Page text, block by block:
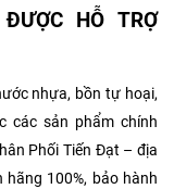
HỖ TRỢ
nhựa, bồn tự hoại,
các sản phẩm chính
Phối Tiến Đạt – địa
100%, bảo hành